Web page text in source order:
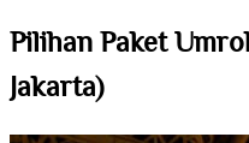
Pilihan Paket
Jakarta)